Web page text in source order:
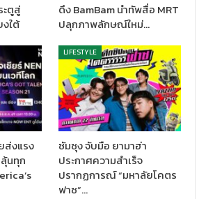
อนให้มีอากาศถ่ายเทได้ดี ในอุณหภูมิที่พอ
ว์ในคอนโดมิเนียมนั้น หากเป็นสุนัขแนะนำให้
ถึงพันธุ์กลาง เพื่อให้เหมาะสมกับพื้นที่ อยู่
ดอัด หากอยู่ในพื้นที่คับแคบเกินไป อากาศไม่
ปัญหาเกี่ยวกับการกินและการขับถ่าย เช่น
น ท้องเสีย มักมาจากปัญหาความเครียดใน
ขาอยู่ นอกจากนี้ ควรหามุมสำหรับวางที่นอน
กาศถ่ายเทสะดวก หากเลี้ยงสุนัข หรือแมว
ตูสู่
ใต้
ดึง BamBam นำทัพสื่อ MRT
ปลุกภาพลักษณ์ใหม่…
ส่งแรง
ลุ้นทุก
LIFESTYLE
ซัมซุง จับมือ ยามาฮ่า
ประกาศความสำเร็จ
ปรากฏการณ์ “มหาลัยโคตร
ฟาซ”…